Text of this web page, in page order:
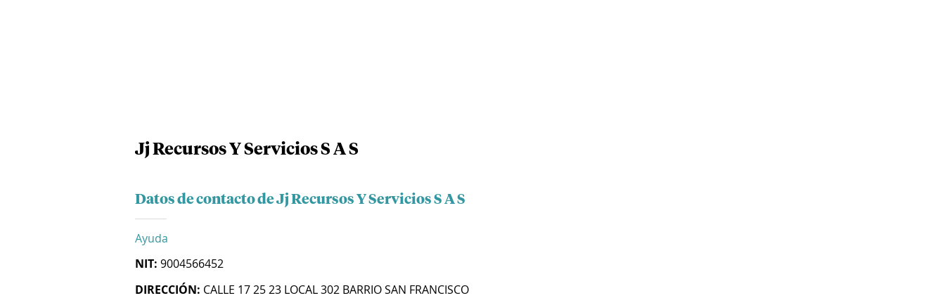
Jj Recursos Y Servicios S A S
Datos de contacto de Jj Recursos Y Servicios S A S
Ayuda
NIT: 9004566452
DIRECCIÓN: CALLE 17 25 23 LOCAL 302 BARRIO SAN FRANCISCO